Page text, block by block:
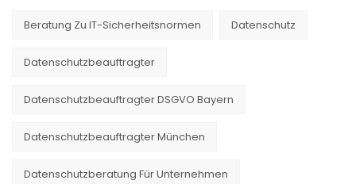
Beratung Zu IT-Sicherheitsnormen Datenschutz
Datenschutzbeauftragter
Datenschutzbeauftragter DSGVO Bayern
Datenschutzbeauftragter München
Datenschutzberatung Für Unternehmen